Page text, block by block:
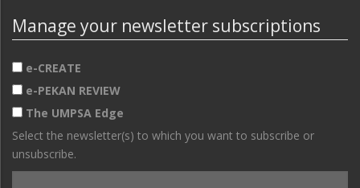
Manage your newsletter subscriptions
e-CREATE
e-PEKAN REVIEW
The UMPSA Edge
Select the newsletter(s) to which you want to subscribe or
unsubscribe.